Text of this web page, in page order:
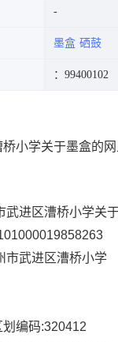
墨盒 硒鼓
：99400102
小学关于墨盒的
武进区漕桥小学关
市武进区漕桥小学
编码:320412